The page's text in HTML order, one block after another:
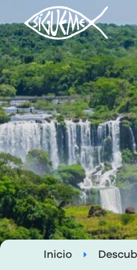
Inicio